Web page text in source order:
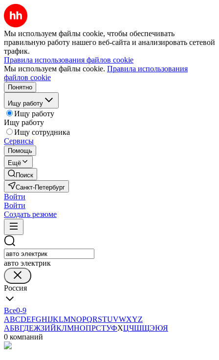
Мы используем файлы cookie, чтобы обеспечивать
правильную работу нашего веб-сайта и анализировать сетевой
трафик.
Правила использования файлов cookie
Мы используем файлы cookie. Правила использования
файлов cookie
Понятно
Ищу работу
Ищу работу
Ищу работу
Ищу сотрудника
Сервисы
Помощь
Ещё
Поиск
Санкт-Петербург
Войти
Войти
Создать резюме
авто электрик
Россия
Все0-9
ABCDEFGHIJKLMNOPQRSTUVWXYZ
АБВГДЕЖЗИЙКЛМНОПРСТУФХЦЧШЩЭЮЯ
0 компаний